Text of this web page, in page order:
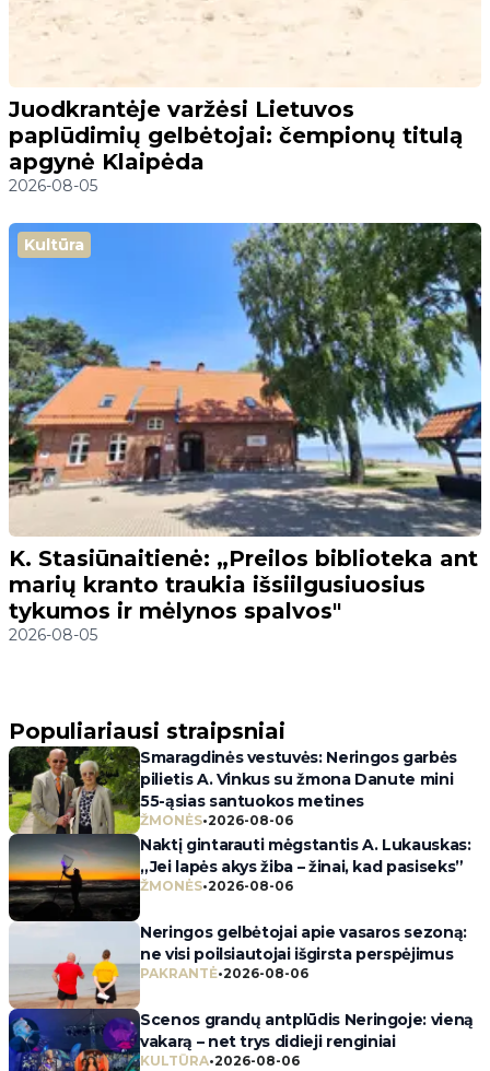
Juodkrantėje varžėsi Lietuvos
paplūdimių gelbėtojai: čempionų titulą
apgynė Klaipėda
2026-08-05
Kultūra
K. Stasiūnaitienė: „Preilos biblioteka ant
marių kranto traukia išsiilgusiuosius
tykumos ir mėlynos spalvos"
2026-08-05
Populiariausi straipsniai
Smaragdinės vestuvės: Neringos garbės
pilietis A. Vinkus su žmona Danute mini
55-ąsias santuokos metines
ŽMONĖS•2026-08-06
Naktį gintarauti mėgstantis A. Lukauskas:
„Jei lapės akys žiba – žinai, kad pasiseks”
ŽMONĖS•2026-08-06
Neringos gelbėtojai apie vasaros sezoną:
ne visi poilsiautojai išgirsta perspėjimus
PAKRANTĖ•2026-08-06
Scenos grandų antplūdis Neringoje: vieną
vakarą – net trys didieji renginiai
KULTŪRA•2026-08-06